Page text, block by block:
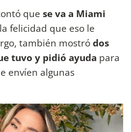
que se va a Miami
felicidad que eso le
también mostródos
tuvo y pidió ayuda para
envíen algunas